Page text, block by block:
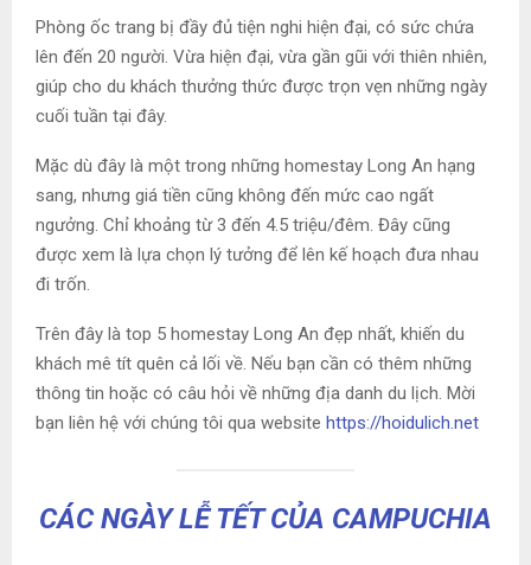
Phòng ốc trang bị đầy đủ tiện nghi hiện đại, có sức chứa
lên đến 20 người. Vừa hiện đại, vừa gần gũi với thiên nhiên,
giúp cho du khách thưởng thức được trọn vẹn những ngày
cuối tuần tại đây.
Mặc dù đây là một trong những homestay Long An hạng
sang, nhưng giá tiền cũng không đến mức cao ngất
ngưởng. Chỉ khoảng từ 3 đến 4.5 triệu/đêm. Đây cũng
được xem là lựa chọn lý tưởng để lên kế hoạch đưa nhau
đi trốn.
Trên đây là top 5 homestay Long An đẹp nhất, khiến du
khách mê tít quên cả lối về. Nếu bạn cần có thêm những
thông tin hoặc có câu hỏi về những địa danh du lịch. Mời
bạn liên hệ với chúng tôi qua website https://hoidulich.net
CÁC NGÀY LỄ TẾT CỦA CAMPUCHIA